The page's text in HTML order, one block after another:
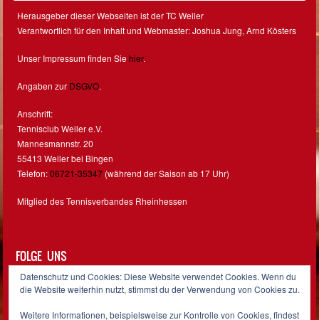
Herausgeber dieser Webseiten ist der TC Weiler
Verantwortlich für den Inhalt und Webmaster: Joshua Jung, Arnd Kösters
Unser Impressum finden Siehier.
Angaben zur DSGVO.
Anschrift:
Tennisclub Weiler e.V.
Mannesmannstr. 20
55413 Weiler bei Bingen
Telefon:06721-35347 (während der Saison ab 17 Uhr)
Mitglied des Tennisverbandes Rheinhessen
FOLGE UNS
FacebookInstagram
Datenschutz und Cookies: Diese Website verwendet Cookies. Wenn du
die Website weiterhin nutzt, stimmst du der Verwendung von Cookies zu.
Weitere Informationen, beispielsweise zur Kontrolle von Cookies, findest